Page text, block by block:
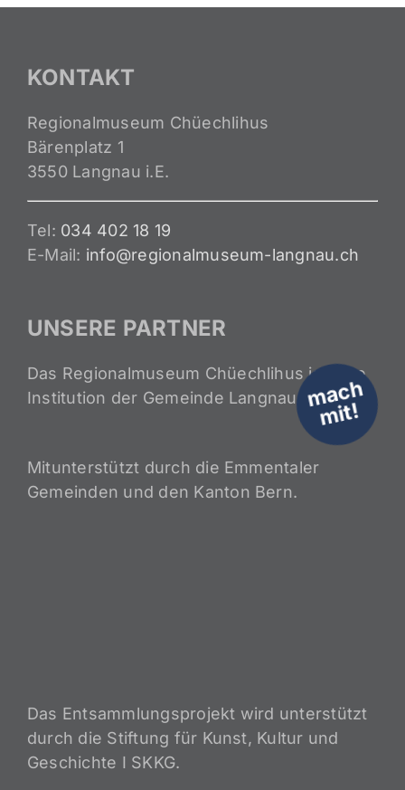
m
a
c
h
mit!
KONTAKT
Regionalmuseum Chüechlihus
Bärenplatz 1
3550 Langnau i.E.
Tel: 034 402 18 19
E-Mail: info@regionalmuseum-langnau.ch
UNSERE PARTNER
Das Regionalmuseum Chüechlihus ist eine
Institution der Gemeinde Langnau i.E.
Mitunterstützt durch die Emmentaler
Gemeinden und den Kanton Bern.
Das Entsammlungsprojekt wird unterstützt
durch die Stiftung für Kunst, Kultur und
Geschichte I SKKG.